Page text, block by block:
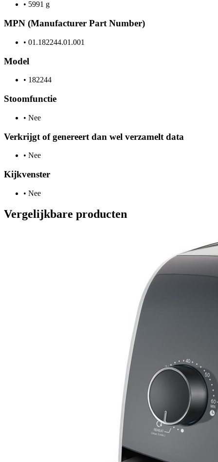
• 5991 g
MPN (Manufacturer Part Number)
• 01.182244.01.001
Model
• 182244
Stoomfunctie
• Nee
Verkrijgt of genereert dan wel verzamelt data
• Nee
Kijkvenster
• Nee
Vergelijkbare producten